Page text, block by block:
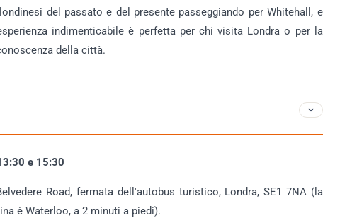
del passato e del presente passeggiando per Whitehall, e
indimenticabile è perfetta per chi visita Londra o per la
della città.
e 15:30
Road, fermata dell'autobus turistico, Londra, SE1 7NA (la
è Waterloo, a 2 minuti a piedi).